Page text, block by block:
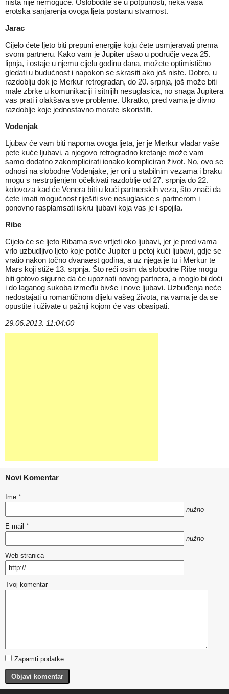
ništa nije nemoguće. Oslobodite se u potpunosti, neka vaša
erotska sanjarenja ovoga ljeta postanu stvarnost.
Jarac
Cijelo ćete ljeto biti prepuni energije koju ćete usmjeravati prema
svom partneru. Kako vam je Jupiter ušao u područje veza 25.
lipnja, i ostaje u njemu cijelu godinu dana, možete optimistično
gledati u budućnost i napokon se skrasiti ako još niste. Dobro, u
razdoblju dok je Merkur retrogradan, do 20. srpnja, još može biti
male zbrke u komunikaciji i sitnijih nesuglasica, no snaga Jupitera
vas prati i olakšava sve probleme. Ukratko, pred vama je divno
razdoblje koje jednostavno morate iskoristiti.
Vodenjak
Ljubav će vam biti naporna ovoga ljeta, jer je Merkur vladar vaše
pete kuće ljubavi, a njegovo retrogradno kretanje može vam
samo dodatno zakomplicirati ionako kompliciran život. No, ovo se
odnosi na slobodne Vodenjake, jer oni u stabilnim vezama i braku
mogu s nestrpljenjem očekivati razdoblje od 27. srpnja do 22.
kolovoza kad će Venera biti u kući partnerskih veza, što znači da
ćete imati mogućnost riješiti sve nesuglasice s partnerom i
ponovno rasplamsati iskru ljubavi koja vas je i spojila.
Ribe
Cijelo će se ljeto Ribama sve vrtjeti oko ljubavi, jer je pred vama
vrlo uzbudljivo ljeto koje potiče Jupiter u petoj kući ljubavi, gdje se
vratio nakon točno dvanaest godina, a uz njega je tu i Merkur te
Mars koji stiže 13. srpnja. Što reći osim da slobodne Ribe mogu
biti gotovo sigurne da će upoznati novog partnera, a moglo bi doći
i do laganog sukoba između bivše i nove ljubavi. Uzbuđenja neće
nedostajati u romantičnom dijelu vašeg života, na vama je da se
opustite i uživate u pažnji kojom će vas obasipati.
29.06.2013. 11:04:00
Novi Komentar
Ime *
nužno
E-mail *
nužno
Web stranica
Tvoj komentar
Zapamti podatke
Objavi komentar